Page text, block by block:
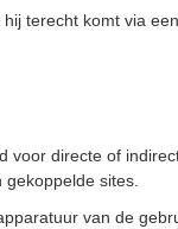
terecht komt via
directe of
sites.
van de